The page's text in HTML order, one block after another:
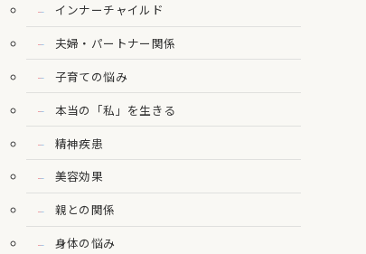
インナーチャイルド
夫婦・パートナー関係
子育ての悩み
本当の「私」を生きる
精神疾患
美容効果
親との関係
身体の悩み